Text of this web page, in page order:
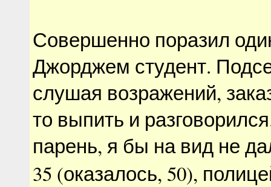
Совершенно поразил
Джорджем студент.
слушая возражений,
то выпить и
парень, я бы на вид не
35 (оказалось, 50),